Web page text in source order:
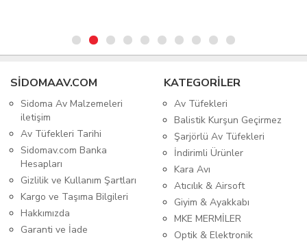
SIDOMAAV.COM
Sidoma Av Malzemeleri
iletişim
Av Tüfekleri Tarihi
Sidomav.com Banka
Hesapları
Gizlilik ve Kullanım Şartları
Kargo ve Taşıma Bilgileri
Hakkımızda
Garanti ve İade
KATEGORİLER
Av Tüfekleri
Balistik Kurşun Geçirmez
Şarjörlü Av Tüfekleri
İndirimli Ürünler
Kara Avı
Atıcılık & Airsoft
Giyim & Ayakkabı
MKE MERMİLER
Optik & Elektronik